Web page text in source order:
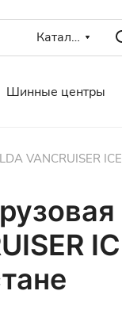
Каталог
Шинные центры
VANCRUISER